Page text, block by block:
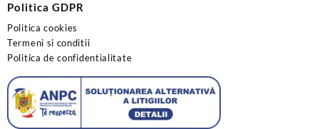
Politica GDPR
Politica cookies
Termeni si conditii
Politica de confidentialitate